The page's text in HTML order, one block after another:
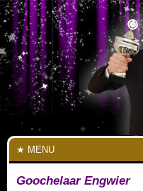
MENU
Goochelaar Engwier